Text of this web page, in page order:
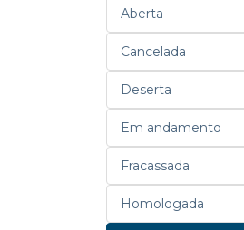
Aberta
Cancelada
Deserta
Em andamento
Fracassada
Homologada